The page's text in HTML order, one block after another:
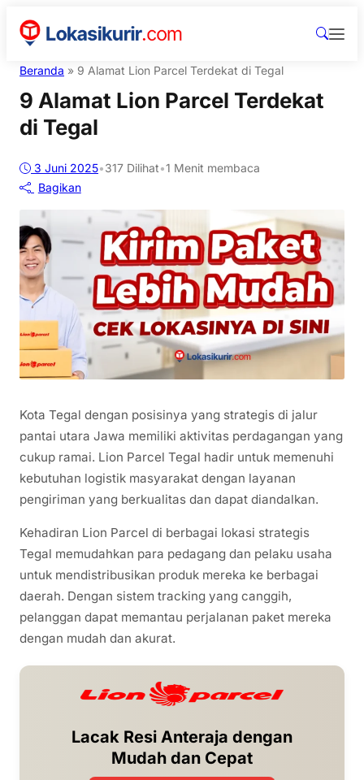
Beranda » 9 Alamat Lion Parcel Terdekat di Tegal
9 Alamat Lion Parcel Terdekat
di Tegal
3 Juni 2025•317 Dilihat•1 Menit membaca
Bagikan
Kota Tegal dengan posisinya yang strategis di jalur
pantai utara Jawa memiliki aktivitas perdagangan yang
cukup ramai. Lion Parcel Tegal hadir untuk memenuhi
kebutuhan logistik masyarakat dengan layanan
pengiriman yang berkualitas dan dapat diandalkan.
Kehadiran Lion Parcel di berbagai lokasi strategis
Tegal memudahkan para pedagang dan pelaku usaha
untuk mendistribusikan produk mereka ke berbagai
daerah. Dengan sistem tracking yang canggih,
pelanggan dapat memantau perjalanan paket mereka
dengan mudah dan akurat.
Lacak Resi Anteraja dengan
Mudah dan Cepat